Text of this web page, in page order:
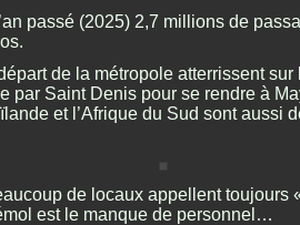
passé (2025) 2,7 millions de
de la métropole atterrissent
par Saint Denis pour se rendre à
et l’Afrique du Sud sont aussi
de locaux appellent toujours
est le manque de personnel…